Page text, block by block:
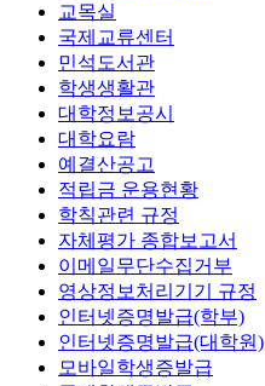
교목실
국제교류센터
민석도서관
학생생활관
대학정보공시
대학요람
예결산공고
적립금 운용현황
학칙관련 규정
자체평가 종합보고서
이메일무단수집거부
영상정보처리기기 규정
인터넷증명발급(학부)
인터넷증명발급(대학원)
모바일학생증발급